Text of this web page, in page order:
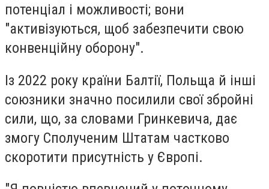
потенціал і можливості; вони
"активізуються, щоб забезпечити свою
конвенційну оборону".
Із 2022 року країни Балтії, Польща й інші
союзники значно посилили свої збройні
сили, що, за словами Гринкевича, дає
змогу Сполученим Штатам частково
скоротити присутність у Європі.